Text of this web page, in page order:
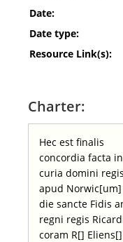
Date:
Date type:
Resource Link(s):
Charter:
Hec est finalis
concordia facta in
curia domini regis
apud
die sancte Fidis
regni regis
coram R[] Eliens[]